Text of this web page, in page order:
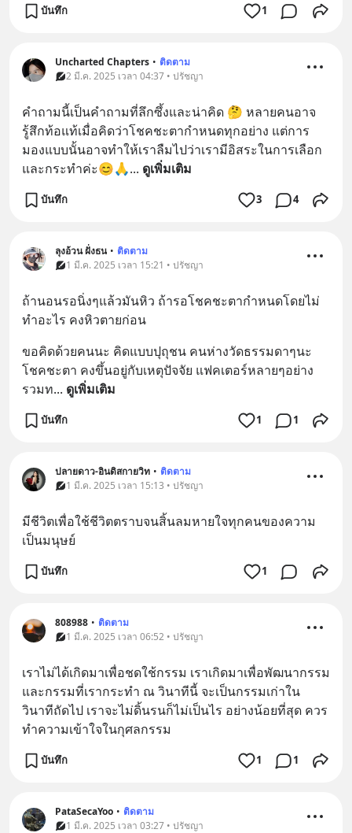
บันทึก 1
Uncharted Chapters • ติดตาม
2 มี.ค. 2025 เวลา 04:37 • ปรัชญา
คำถามนี้เป็นคำถามที่ลึกซึ้งและน่าคิด 🤔 หลายคนอาจ
รู้สึกท้อแท้เมื่อคิดว่าโชคชะตากำหนดทุกอย่าง แต่การ
มองแบบนั้นอาจทำให้เราลืมไปว่าเรามีอิสระในการเลือก
และกระทำค่ะ😊🙏... ดูเพิ่มเติม
บันทึก 3 4
ลุงอ้วน ฝั่งธน • ติดตาม
1 มี.ค. 2025 เวลา 15:21 • ปรัชญา
ถ้านอนรอนิ่งๆแล้วมันหิว ถ้ารอโชคชะตากำหนดโดยไม่
ทำอะไร คงหิวตายก่อน
ขอคิดด้วยคนนะ คิดแบบปุถุชน คนห่างวัดธรรมดาๆนะ
โชคชะตา คงขึ้นอยู่กับเหตุปัจจัย แฟคเตอร์หลายๆอย่าง
รวมท... ดูเพิ่มเติม
บันทึก 1 1
ปลายดาว-อินดิสกายวิท • ติดตาม
1 มี.ค. 2025 เวลา 15:13 • ปรัชญา
มีชีวิตเพื่อใช้ชีวิตตราบจนสิ้นลมหายใจทุกคนของความ
เป็นมนุษย์
บันทึก 1
808988 • ติดตาม
1 มี.ค. 2025 เวลา 06:52 • ปรัชญา
เราไม่ได้เกิดมาเพื่อชดใช้กรรม เราเกิดมาเพื่อพัฒนากรรม
และกรรมที่เรากระทำ ณ วินาทีนี้ จะเป็นกรรมเก่าใน
วินาทีถัดไป เราจะไม่ดิ้นรนก็ไม่เป็นไร อย่างน้อยที่สุด ควร
ทำความเข้าใจในกุศลกรรม
บันทึก 1 1
PataSecaYoo • ติดตาม
1 มี.ค. 2025 เวลา 03:27 • ปรัชญา